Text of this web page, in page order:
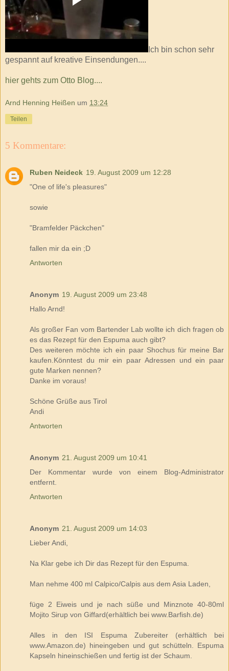
Ich bin schon sehr
gespannt auf kreative Einsendungen....
hier gehts zum Otto Blog....
Arnd Henning Heißen um 13:24
Teilen
5 Kommentare:
Ruben Neideck 19. August 2009 um 12:28
"One of life's pleasures"
sowie
"Bramfelder Päckchen"
fallen mir da ein ;D
Antworten
Anonym 19. August 2009 um 23:48
Hallo Arnd!
Als großer Fan vom Bartender Lab wollte ich dich fragen ob
es das Rezept für den Espuma auch gibt?
Des weiteren möchte ich ein paar Shochus für meine Bar
kaufen.Könntest du mir ein paar Adressen und ein paar
gute Marken nennen?
Danke im voraus!
Schöne Grüße aus Tirol
Andi
Antworten
Anonym 21. August 2009 um 10:41
Der Kommentar wurde von einem Blog-Administrator
entfernt.
Antworten
Anonym 21. August 2009 um 14:03
Lieber Andi,
Na Klar gebe ich Dir das Rezept für den Espuma.
Man nehme 400 ml Calpico/Calpis aus dem Asia Laden,
füge 2 Eiweis und je nach süße und Minznote 40-80ml
Mojito Sirup von Giffard(erhältlich bei www.Barfish.de)
Alles in den ISI Espuma Zubereiter (erhältlich bei
www.Amazon.de) hineingeben und gut schütteln. Espuma
Kapseln hineinschießen und fertig ist der Schaum.